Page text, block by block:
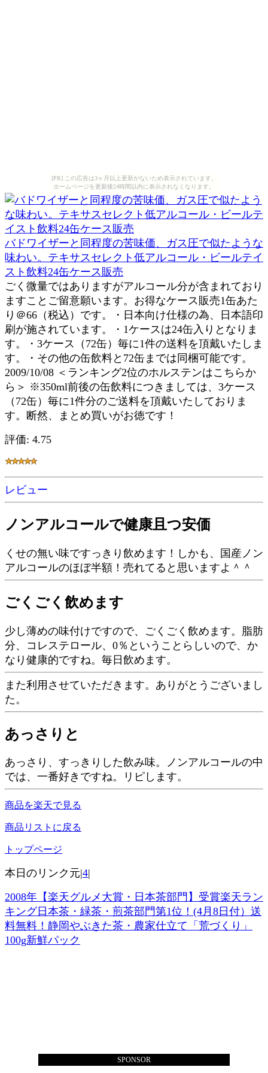
[PR] この広告は3ヶ月以上更新がないため表示されています。
ホームページを更新後24時間以内に表示されなくなります。
バドワイザーと同程度の苦味価、ガス圧で似たような
味わい。テキサスセレクト低アルコール・ビールテイ
スト飲料24缶ケース販売
ごく微量ではありますがアルコール分が含まれており
ますことご留意願います。お得なケース販売1缶あた
り＠66（税込）です。・日本向け仕様の為、日本語印
刷が施されています。・1ケースは24缶入りとなりま
す。・3ケース（72缶）毎に1件の送料を頂戴いたしま
す。・その他の缶飲料と72缶までは同梱可能です。
2009/10/08 ＜ランキング2位のホルステンはこちらか
ら＞ ※350ml前後の缶飲料につきましては、3ケース
（72缶）毎に1件分のご送料を頂戴いたしておりま
す。断然、まとめ買いがお徳です！
評価: 4.75
レビュー
ノンアルコールで健康且つ安価
くせの無い味ですっきり飲めます！しかも、国産ノン
アルコールのほぼ半額！売れてると思いますよ＾＾
ごくごく飲めます
少し薄めの味付けですので、ごくごく飲めます。脂肪
分、コレステロール、0％ということらしいので、か
なり健康的ですね。毎日飲めます。
また利用させていただきます。ありがとうございまし
た。
あっさりと
あっさり、すっきりした飲み味。ノンアルコールの中
では、一番好きですね。リピします。
商品を楽天で見る
商品リストに戻る
トップページ
本日のリンク元|4|
2008年【楽天グルメ大賞・日本茶部門】受賞楽天ラン
キング日本茶・緑茶・煎茶部門第1位！(4月8日付）送
料無料！静岡やぶきた茶・農家仕立て「荒づくり」
100g新鮮パック
SPONSOR